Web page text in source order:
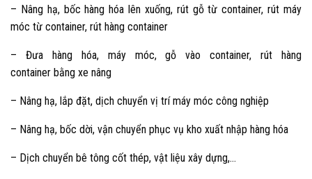
– Nâng hạ, bốc hàng hóa lên xuống, rút gỗ từ container, rút máy
móc từ container, rút hàng container
– Đưa hàng hóa, máy móc, gỗ vào container, rút hàng
container bằng xe nâng
– Nâng hạ, lắp đặt, dịch chuyển vị trí máy móc công nghiệp
– Nâng hạ, bốc dời, vận chuyển phục vụ kho xuất nhập hàng hóa
– Dịch chuyển bê tông cốt thép, vật liệu xây dựng,…